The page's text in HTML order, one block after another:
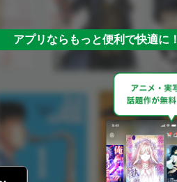
アプリならもっと便利で快適に！